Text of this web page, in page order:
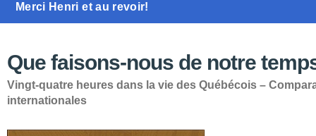
Merci Henri et au revoir!
Que faisons-nous de notre
Vingt-quatre heures dans la vie des Québécois –
internationales